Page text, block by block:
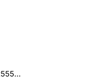
Noch keine Adresse vorhanden, 25551 Hohenlockstedt